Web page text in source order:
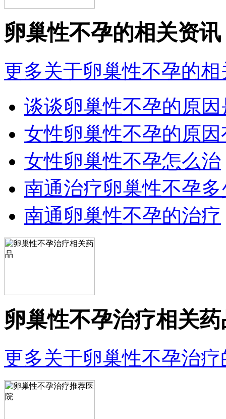
卵巢性不孕的相关资讯
更多关于卵巢性不孕的相
谈谈卵巢性不孕的原
女性卵巢性不孕的原
女性卵巢性不孕怎么治
南通治疗卵巢性不孕
南通卵巢性不孕的治疗
卵巢性不孕治疗相关药
更多关于卵巢性不孕治